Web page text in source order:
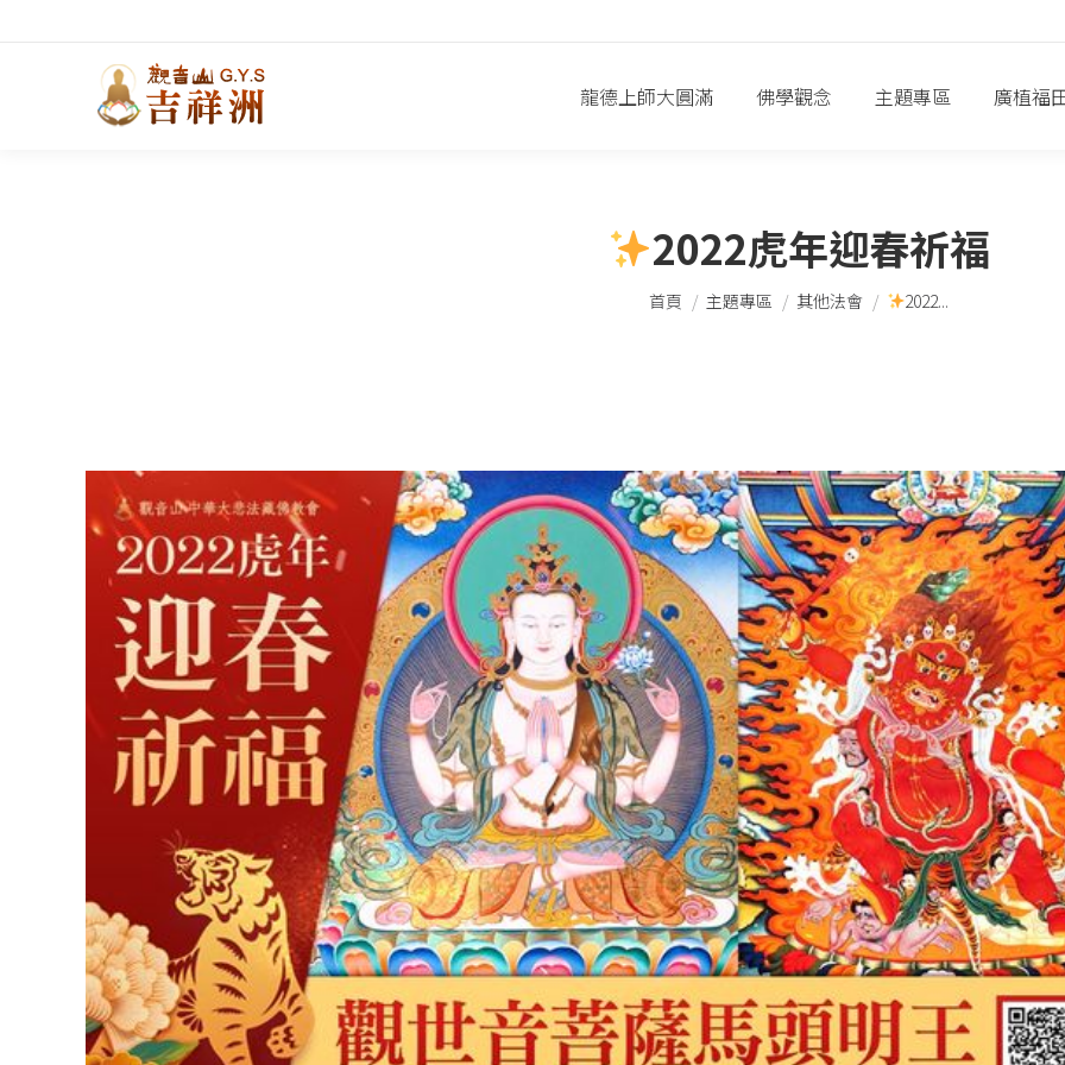
龍德上師大圓滿 佛學觀念 主題專區 廣植福
2022虎年迎春祈福
您在這裡：
首頁 主題專區 其他法會 2022...